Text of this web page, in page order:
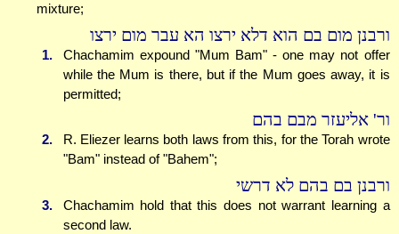
mixture;
ורבנן מום בם הוא דלא ירצו הא עבר מום ירצו
1.
Chachamim expound "Mum Bam" - one may not offer
while the Mum is there, but if the Mum goes away, it is
permitted;
ור' אליעזר מבם בהם
2.
R. Eliezer learns both laws from this, for the Torah wrote
"Bam" instead of "Bahem";
ורבנן בם בהם לא דרשי
3.
Chachamim hold that this does not warrant learning a
second law.